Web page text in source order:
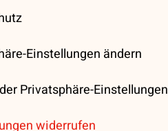
Einstellungen ändern
Privatsphäre-Einstellungen
widerrufen